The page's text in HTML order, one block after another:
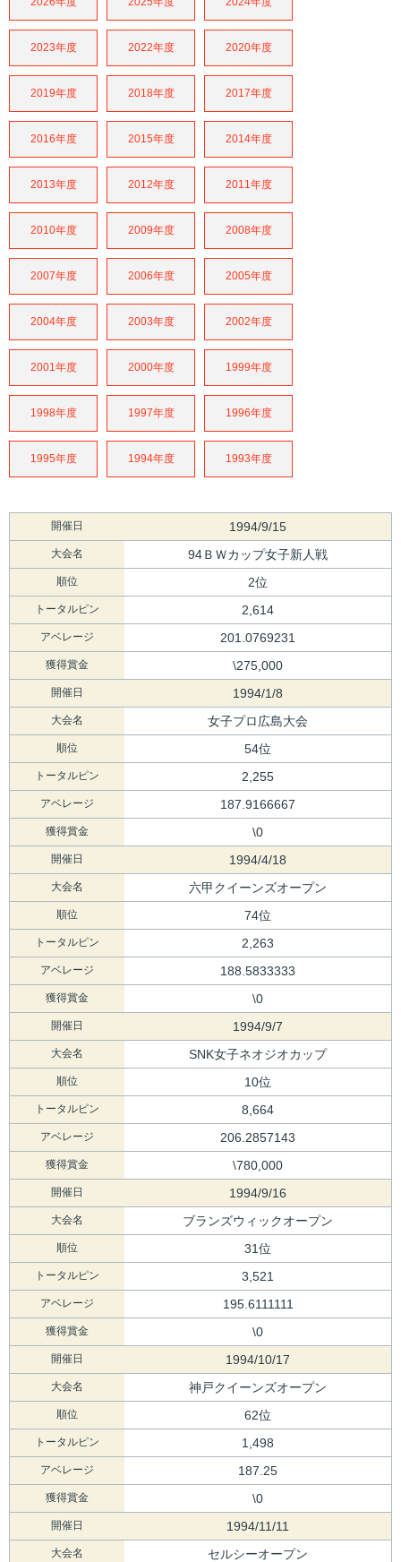
2023年度 2022年度 2020年度
2019年度 2018年度 2017年度
2016年度 2015年度 2014年度
2013年度 2012年度 2011年度
2010年度 2009年度 2008年度
2007年度 2006年度 2005年度
2004年度 2003年度 2002年度
2001年度 2000年度 1999年度
1998年度 1997年度 1996年度
1995年度 1994年度 1993年度
開催日 1994/9/15
大会名 94ＢＷカップ女子新人戦
順位 2位
トータルピン 2,614
アベレージ 201.0769231
獲得賞金 \275,000
開催日 1994/1/8
大会名 女子プロ広島大会
順位 54位
トータルピン 2,255
アベレージ 187.9166667
獲得賞金 \0
開催日 1994/4/18
大会名 六甲クイーンズオープン
順位 74位
トータルピン 2,263
アベレージ 188.5833333
獲得賞金 \0
開催日 1994/9/7
大会名 SNK女子ネオジオカップ
順位 10位
トータルピン 8,664
アベレージ 206.2857143
獲得賞金 \780,000
開催日 1994/9/16
大会名 ブランズウィックオープン
順位 31位
トータルピン 3,521
アベレージ 195.6111111
獲得賞金 \0
開催日 1994/10/17
大会名 神戸クイーンズオープン
順位 62位
トータルピン 1,498
アベレージ 187.25
獲得賞金 \0
開催日 1994/11/11
大会名 セルシーオープン